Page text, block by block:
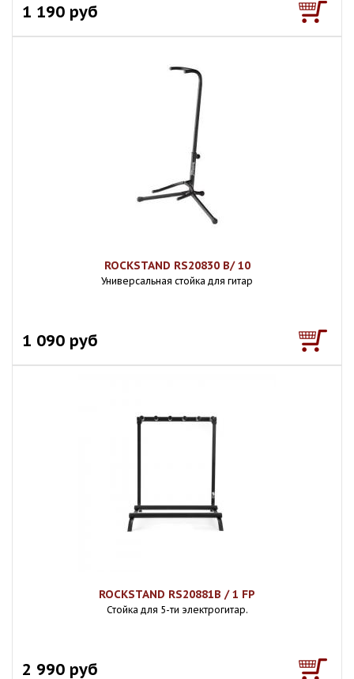
1 190 руб
ROCKSTAND RS20830 B/ 10
Универсальная стойка для гитар
1 090 руб
ROCKSTAND RS20881B / 1 FP
Стойка для 5-ти электрогитар.
2 990 руб